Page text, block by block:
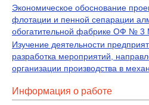
Экономическое обоснование
флотации и пенной сепарации
обогатительной фабрике ОФ № 3
Изучение деятельности
разработка мероприятий,
организации производства в
Информация о работе